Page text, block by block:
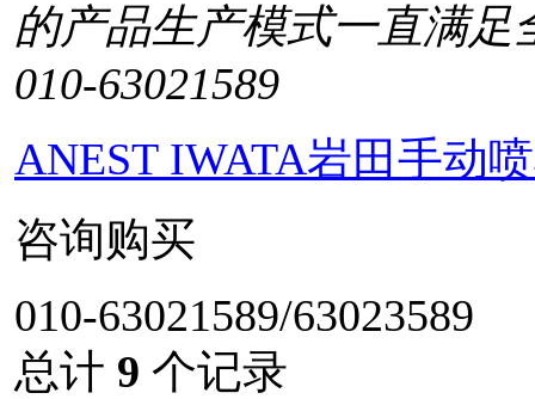
的产品生产模式一直满足
010-63021589
ANEST IWATA岩田手动
咨询购买
010-63021589/63023589
总计 9 个记录